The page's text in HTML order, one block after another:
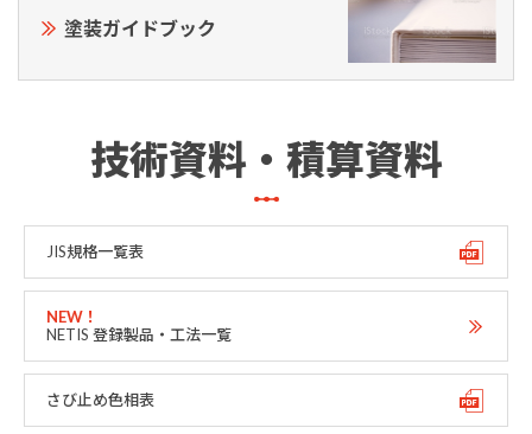
塗装ガイドブック
技術資料・積算資料
JIS規格一覧表
NETIS 登録製品・工法一覧
さび止め色相表